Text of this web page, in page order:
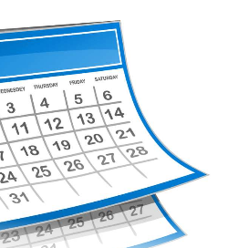
mai trec de pragul caniculei,
și minimele nocturne se
Cerul va avea înnorări
local vor fi averse slabe,
și intensificări de vânt.